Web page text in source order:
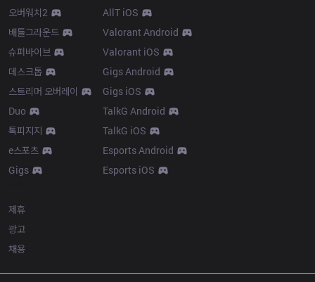
오버워치2
배틀그라운드
슈퍼바이브
데스크톱
스트리머 오버레이
Duo
톡피지지
e스포츠
Gigs
AllT iOS
Valorant Android
Valorant iOS
Gigs Android
Gigs iOS
TalkG Android
TalkG iOS
Esports Android
Esports iOS
제휴
광고
채용